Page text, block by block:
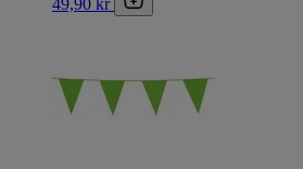
49,90 kr